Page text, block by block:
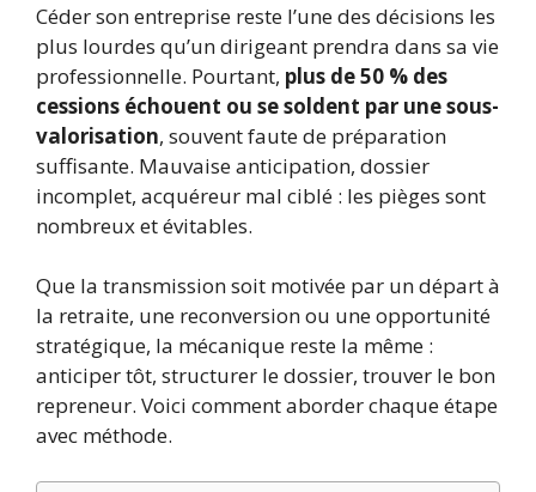
Céder son entreprise reste l’une des décisions les
plus lourdes qu’un dirigeant prendra dans sa vie
professionnelle. Pourtant, plus de 50 % des
cessions échouent ou se soldent par une sous-
valorisation, souvent faute de préparation
suffisante. Mauvaise anticipation, dossier
incomplet, acquéreur mal ciblé : les pièges sont
nombreux et évitables.
Que la transmission soit motivée par un départ à
la retraite, une reconversion ou une opportunité
stratégique, la mécanique reste la même :
anticiper tôt, structurer le dossier, trouver le bon
repreneur. Voici comment aborder chaque étape
avec méthode.